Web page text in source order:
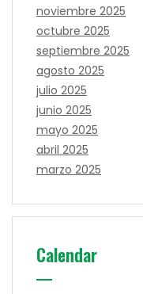
noviembre 2025
octubre 2025
septiembre 2025
agosto 2025
julio 2025
junio 2025
mayo 2025
abril 2025
marzo 2025
Calendar